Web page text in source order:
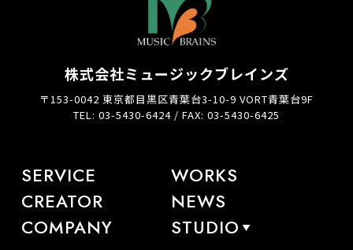
株式会社ミュージックブレインズ
〒153-0042 東京都目黒区青葉台3-10-9 VORT青葉台9F
TEL: 03-5430-6424 / FAX: 03-5430-6425
SERVICE
WORKS
CREATOR
NEWS
COMPANY
STUDIO